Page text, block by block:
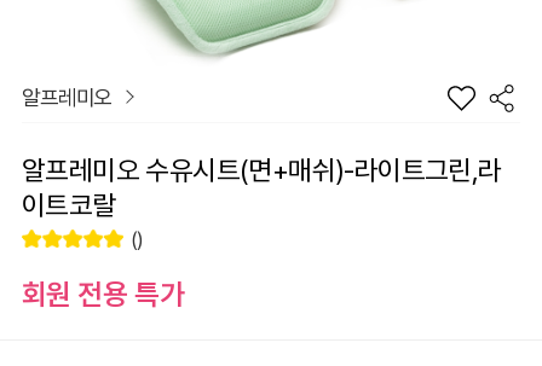
알프레미오
알프레미오 수유시트(면+매쉬)-라이트그린,라
이트코랄
()
회원 전용 특가